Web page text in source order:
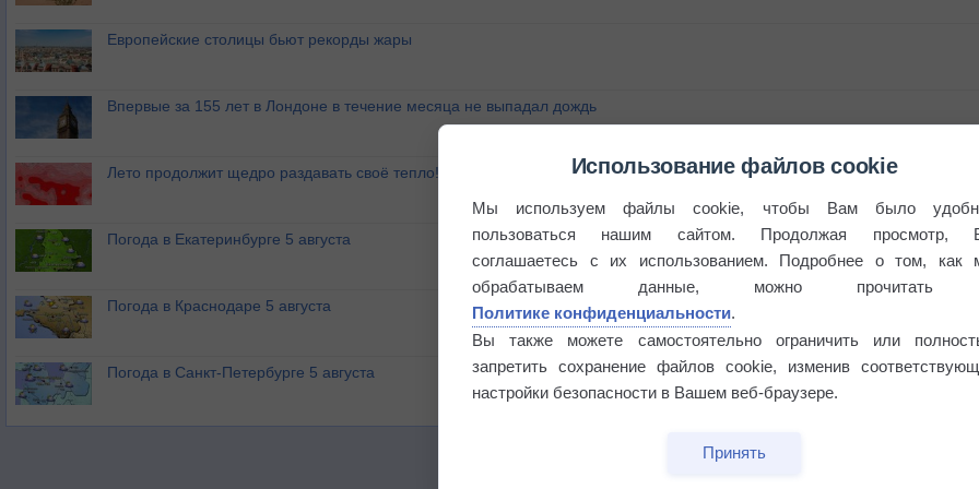
Европейские столицы бьют рекорды жары
Впервые за 155 лет в Лондоне в течение месяца не выпадал дождь
Лето продолжит щедро раздавать своё тепло!
Погода в Екатеринбурге 5 августа
Погода в Краснодаре 5 августа
Погода в Санкт-Петербурге 5 августа
Использование файлов cookie
Мы используем файлы cookie, чтобы Вам было
пользоваться нашим сайтом. Продолжая просмотр,
соглашаетесь с их использованием. Подробнее о том, как
обрабатываем данные, можно прочитать
Политике конфиденциальности.
Вы также можете самостоятельно ограничить или
запретить сохранение файлов cookie, изменив
настройки безопасности в Вашем веб-браузере.
Принять